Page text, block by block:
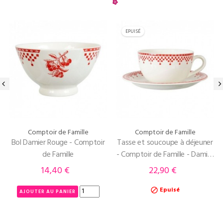
Comptoir de Famille
Bol Damier Rouge - Comptoir
de Famille
Prix
14,40 €
AJOUTER AU PANIER
EPUISÉ
Comptoir de Famille
Tasse et soucoupe à déjeuner
- Comptoir de Famille - Damier
Rouge
Prix
22,90 €
 Epuisé